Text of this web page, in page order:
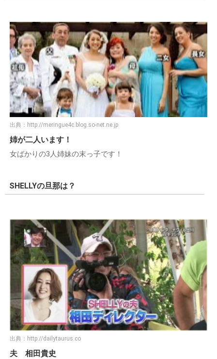
出典： http://meringue4c.blog.so-net.ne.jp
姉が二人います！
女ばかりの3人姉妹の末っ子です！
SHELLYの旦那は？
出典： http://dailytaurus.co
夫 相田貴史